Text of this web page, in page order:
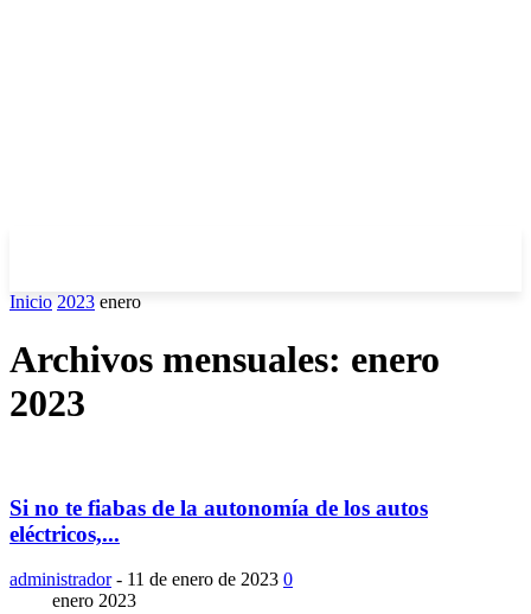
Inicio 2023 enero
Archivos mensuales: enero
2023
Si no te fiabas de la autonomía de los autos
eléctricos,...
administrador - 11 de enero de 2023 0
enero 2023